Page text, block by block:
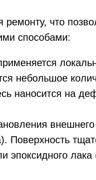
что
способами:
небольшое
наносится на
Поверхность
эпоксидного